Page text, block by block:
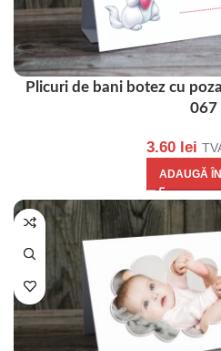
Plicuri de bani botez cu
067
3.60 lei
ADAUGĂ